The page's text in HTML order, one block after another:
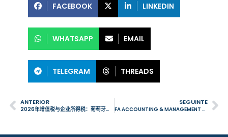
FACEBOOK LINKEDIN
WHATSAPP EMAIL
TELEGRAM THREADS
ANTERIOR
2026年增值税与企业所得税：葡萄牙企业必须履行的重要税务义务
SEGUINTE
FA ACCOUNTING & MANAGEMENT 荣获 2026 葡萄牙商业大奖